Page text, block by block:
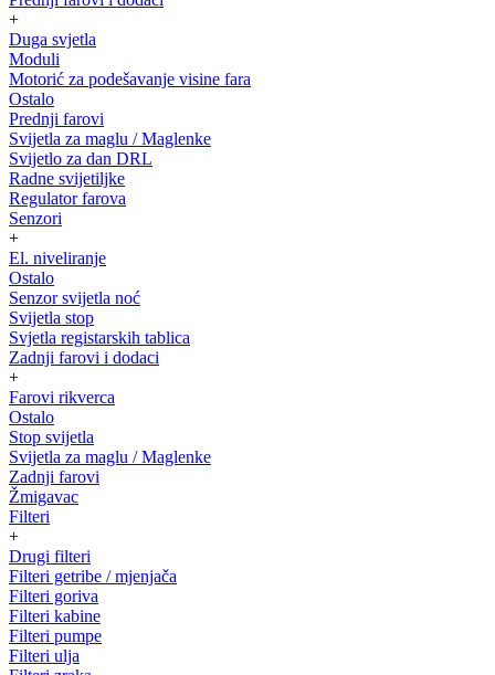
+
Duga svjetla
Moduli
Motorić za podešavanje visine fara
Ostalo
Prednji farovi
Svijetla za maglu / Maglenke
Svijetlo za dan DRL
Radne svijetiljke
Regulator farova
Senzori
+
El. niveliranje
Ostalo
Senzor svijetla noć
Svijetla stop
Svjetla registarskih tablica
Zadnji farovi i dodaci
+
Farovi rikverca
Ostalo
Stop svijetla
Svijetla za maglu / Maglenke
Zadnji farovi
Žmigavac
Filteri
+
Drugi filteri
Filteri getribe / mjenjača
Filteri goriva
Filteri kabine
Filteri pumpe
Filteri ulja